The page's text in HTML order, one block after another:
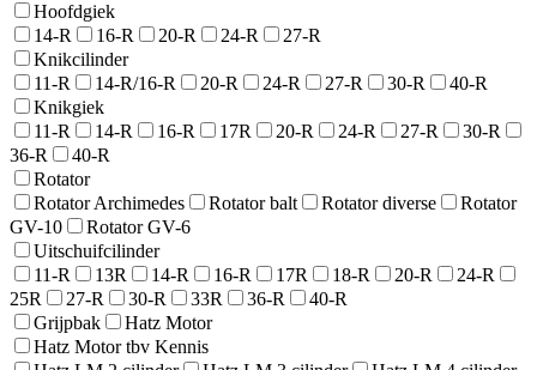
Hoofdgiek
14-R
16-R 20-R 24-R
27-R
Knikcilinder
11-R
14-R/16-R 20-R 24-R 27-R 30-R
40-R
Knikgiek
11-R
14-R 16-R 17R 20-R 24-R 27-R
30-R
36-R
40-R
Rotator
Rotator Archimedes
Rotator balt Rotator diverse
Rotator
GV-10
Rotator GV-6
Uitschuifcilinder
11-R
13R 14-R 16-R 17R 18-R 20-R
24-R
25R
27-R 30-R 33R 36-R
40-R
Grijpbak
Hatz Motor
Hatz Motor tbv Kennis